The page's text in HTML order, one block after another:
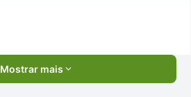
Mostrar mais